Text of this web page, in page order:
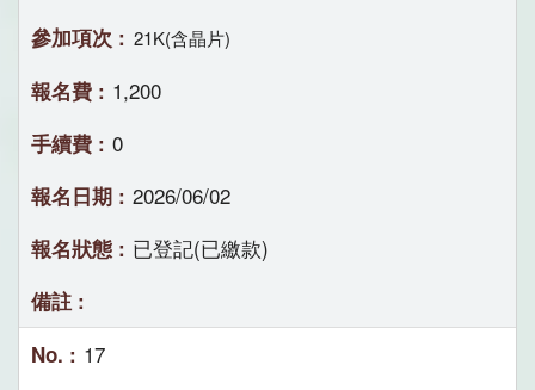
21K(含晶片)
1,200
0
2026/06/02
已登記(已繳款)
17